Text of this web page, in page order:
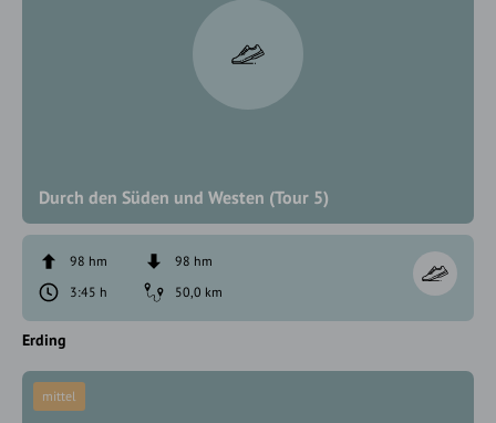
Durch den Süden und Westen (Tour 5)
98 hm
98 hm
3:45 h
50,0 km
Erding
mittel